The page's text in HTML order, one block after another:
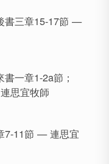
書三章15-17節 —
一章1-2a節；
思宜牧師
7-11節 — 連思宜